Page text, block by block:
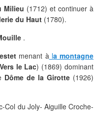
Milieu (1712) et continuer à
du Haut (1780).
.
menant àla montagne
Vers le Lac) (1869) dominant
Dôme de la Girotte (1926)
Col du Joly- Aiguille Croche-